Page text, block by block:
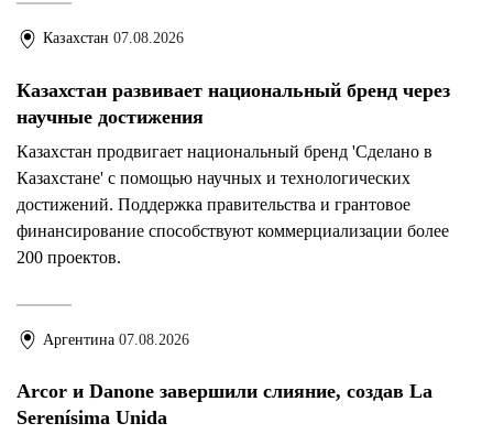
Казахстан 07.08.2026
Казахстан развивает национальный бренд через
научные достижения
Казахстан продвигает национальный бренд 'Сделано в
Казахстане' с помощью научных и технологических
достижений. Поддержка правительства и грантовое
финансирование способствуют коммерциализации более
200 проектов.
Аргентина 07.08.2026
Arcor и Danone завершили слияние, создав La
Serenísima Unida